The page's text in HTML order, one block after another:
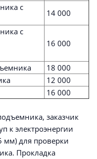
с
14 000
с
16 000
18 000
12 000
16 000
заказчик
к электроэнергии
мм) для проверки
Прокладка